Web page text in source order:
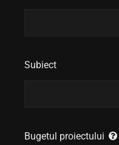
Subiect
Bugetul proiectului